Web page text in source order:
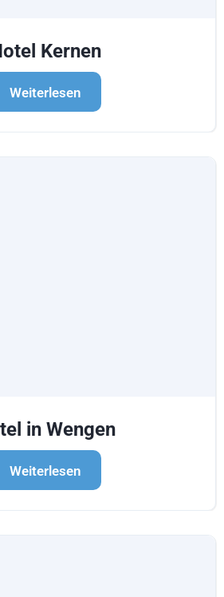
Kernen
Weiterlesen
in Wengen
Weiterlesen